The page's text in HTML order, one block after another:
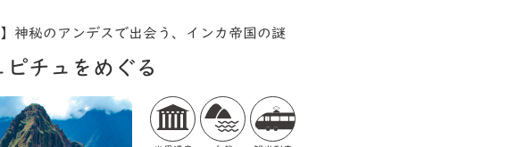
神秘のアンデスで出会う、インカ帝国の謎
チュをめぐる